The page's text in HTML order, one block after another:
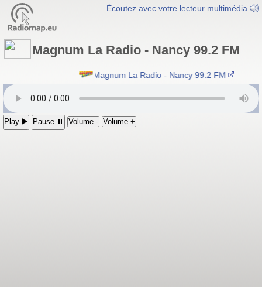
Écoutez avec votre lecteur multimédia
Magnum La Radio - Nancy 99.2 FM
Magnum La Radio - Nancy 99.2 FM
Play ▶️ Pause ⏸ Volume - Volume +